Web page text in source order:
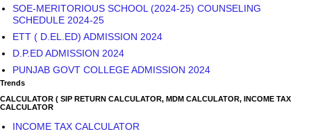
SOE-MERITORIOUS SCHOOL (2024-25) COUNSELING
SCHEDULE 2024-25
ETT ( D.EL.ED) ADMISSION 2024
D.P.ED ADMISSION 2024
PUNJAB GOVT COLLEGE ADMISSION 2024
Trends
CALCULATOR ( SIP RETURN CALCULATOR, MDM CALCULATOR, INCOME TAX
CALCULATOR
INCOME TAX CALCULATOR